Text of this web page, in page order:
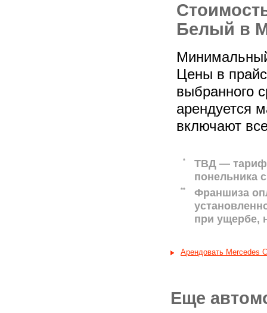
Белый в
Цены в
выбранного
арендуется
включают
*
ТВД — тариф
понельника
**
Франшиза
при ущербе,
Арендовать Mercedes
Еще